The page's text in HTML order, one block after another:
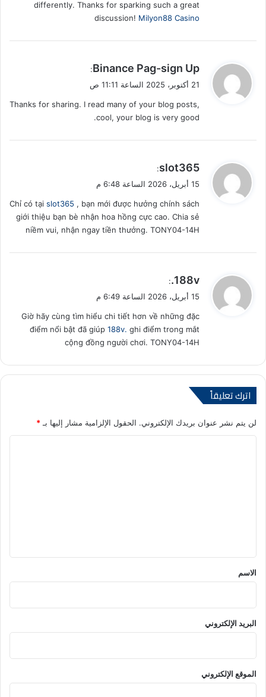
differently. Thanks for sparking such a great
discussion! Milyon88 Casino
ي
ل
Binance Pag-sign Up
:
21 أكتوبر، 2025 الساعة 11:11 ص
Thanks for sharing. I read many of your blog posts,
cool, your blog is very good.
ي
ل
slot365
:
15 أبريل، 2026 الساعة 6:48 م
Chỉ có tại slot365 , bạn mới được hưởng chính sách
giới thiệu bạn bè nhận hoa hồng cực cao. Chia sẻ
niềm vui, nhận ngay tiền thưởng. TONY04-14H
ي
ل
188v.
:
15 أبريل، 2026 الساعة 6:49 م
Giờ hãy cùng tìm hiểu chi tiết hơn về những đặc
điểm nổi bật đã giúp 188v. ghi điểm trong mắt
cộng đồng người chơi. TONY04-14H
اترك تعليقاً
لن يتم نشر عنوان بريدك الإلكتروني. الحقول الإلزامية مشار إليها بـ *
*
الاسم
البريد الإلكتروني
الموقع الإلكتروني